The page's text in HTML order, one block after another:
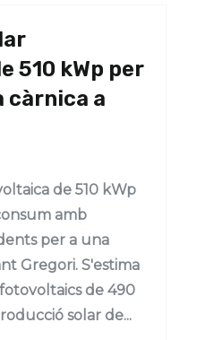
510 kWp per
càrnica a
de 510 kWp
amb
per a una
Gregori. S'estima
de 490
solar de...